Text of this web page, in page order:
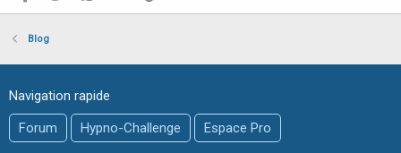
Blog
Navigation rapide
Forum
Hypno-Challenge
Espace Pro